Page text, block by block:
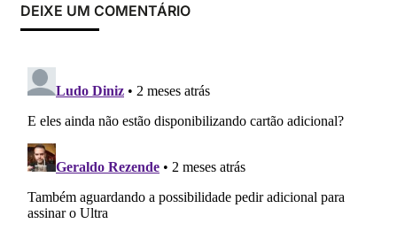
DEIXE UM COMENTÁRIO